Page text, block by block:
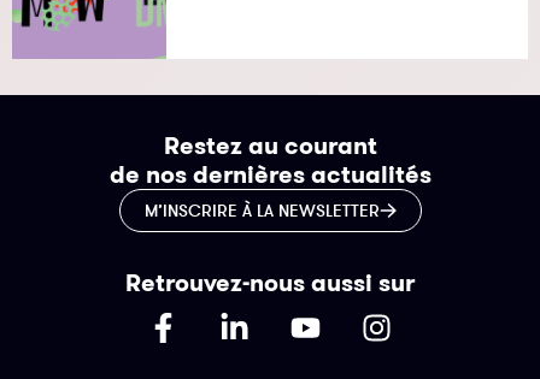
Restez au courant
de nos dernières actualités
M’INSCRIRE À LA NEWSLETTER
Retrouvez-nous aussi sur